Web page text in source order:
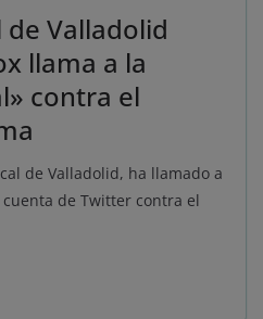
Valladolid
llama a la
contra el
de Valladolid, ha llamado a
de Twitter contra el